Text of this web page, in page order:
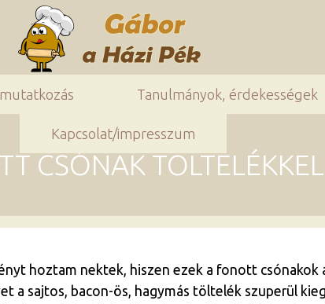
Tanulmányok, érdekességek
Kapcsolat/impresszum
CSÓNAK TÖLTELÉKKEL
hoztam nektek, hiszen ezek a fonott
a sajtos, bacon-ös, hagymás töltelék szuperül